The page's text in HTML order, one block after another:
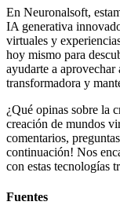
En Neuronalsoft,
IA generativa
virtuales y
hoy mismo para
ayudarte a
transformadora y
¿Qué opinas sobre la
creación de mundos
comentarios,
continuación! Nos
con estas tecnologías
Fuentes